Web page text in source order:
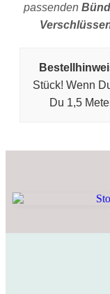
passenden
Stück! Wenn
Du 1,5